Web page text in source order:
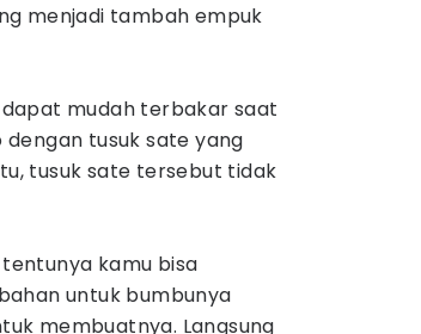
menjadi tambah empuk
mudah terbakar saat
tusuk sate yang
tusuk sate tersebut tidak
kamu bisa
untuk bumbunya
membuatnya. Langsung